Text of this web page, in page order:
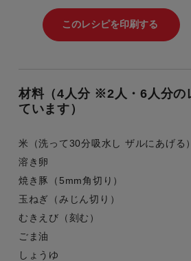
材料（4人分 ※2人・6人分の
ています）
米（洗って30分吸水し ザルにあげる）
溶き卵
焼き豚（5mm角切り）
玉ねぎ（みじん切り）
むきえび（刻む）
ごま油
しょうゆ